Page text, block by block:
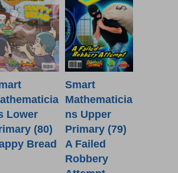
Lower
(80)
Bread
Smart
Mathematicia
ns Upper
Primary (79)
A Failed
Robbery